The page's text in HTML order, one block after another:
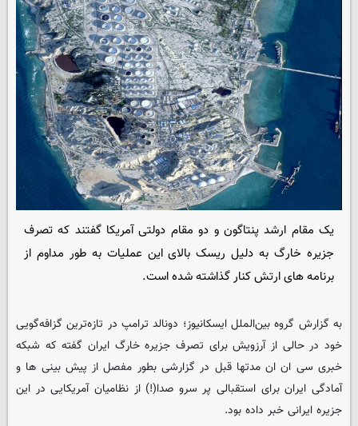
یک مقام ارشد پنتاگون و دو مقام دولتی آمریکا گفتند که تصرف
جزیره خارگ به دلیل ریسک بالای این عملیات به طور مداوم از
برنامه های ارتش کنار گذاشته شده است.
به گزارش گروه بین‌الملل ایسکانیوز؛ دونالد ترامپ در تازه‌ترین گزافه‌گویی
خود در حالی از آرزویش برای تصرف جزیره خارگ ایران گفته که شبکه
خبری سی ان ان مدتها قبل در گزارشی بطور مفصل از پیش بینی ها و
آمادگی ایران برای استقبالی پر سرو صدا(!) از نظامیان آمریکایی در این
جزیره ایرانی خبر داده بود.